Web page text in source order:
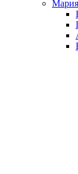
Мария